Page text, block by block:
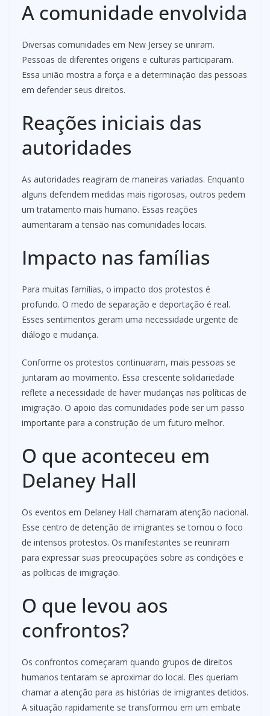
A comunidade envolvida
Diversas comunidades em New Jersey se uniram.
Pessoas de diferentes origens e culturas participaram.
Essa união mostra a força e a determinação das pessoas
em defender seus direitos.
Reações iniciais das
autoridades
As autoridades reagiram de maneiras variadas. Enquanto
alguns defendem medidas mais rigorosas, outros pedem
um tratamento mais humano. Essas reações
aumentaram a tensão nas comunidades locais.
Impacto nas famílias
Para muitas famílias, o impacto dos protestos é
profundo. O medo de separação e deportação é real.
Esses sentimentos geram uma necessidade urgente de
diálogo e mudança.
Conforme os protestos continuaram, mais pessoas se
juntaram ao movimento. Essa crescente solidariedade
reflete a necessidade de haver mudanças nas políticas de
imigração. O apoio das comunidades pode ser um passo
importante para a construção de um futuro melhor.
O que aconteceu em
Delaney Hall
Os eventos em Delaney Hall chamaram atenção nacional.
Esse centro de detenção de imigrantes se tornou o foco
de intensos protestos. Os manifestantes se reuniram
para expressar suas preocupações sobre as condições e
as políticas de imigração.
O que levou aos
confrontos?
Os confrontos começaram quando grupos de direitos
humanos tentaram se aproximar do local. Eles queriam
chamar a atenção para as histórias de imigrantes detidos.
A situação rapidamente se transformou em um embate